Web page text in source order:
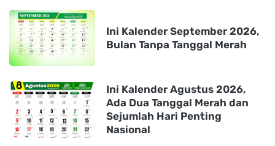
Ini Kalender September 2026,
Bulan Tanpa Tanggal Merah
Ini Kalender Agustus 2026,
Ada Dua Tanggal Merah dan
Sejumlah Hari Penting
Nasional